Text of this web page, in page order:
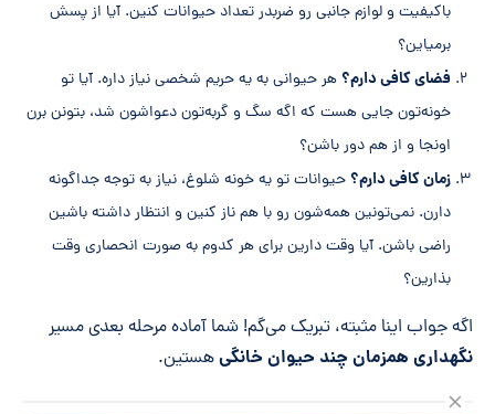
باکیفیت و لوازم جانبی رو ضربدر تعداد حیوانات کنین. آیا از پسش
برمیاین؟
فضای کافی دارم؟هر حیوانی به یه حریم شخصی نیاز داره. آیا تو
خونه‌تون جایی هست که اگه سگ و گربه‌تون دعواشون شد، بتونن برن
اونجا و از هم دور باشن؟
زمان کافی دارم؟حیوانات تو یه خونه شلوغ، نیاز به توجه جداگونه
دارن. نمی‌تونین همه‌شون رو با هم ناز کنین و انتظار داشته باشین
راضی باشن. آیا وقت دارین برای هر کدوم به صورت انحصاری وقت
بذارین؟
اگه جواب اینا مثبته، تبریک می‌گم! شما آماده مرحله بعدی مسیر
نگهداری همزمان چند حیوان خانگیهستین.